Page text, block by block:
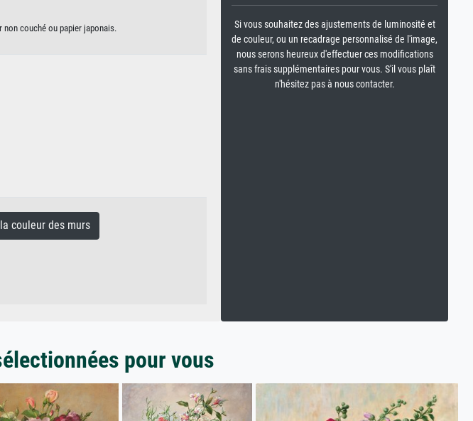
couché ou papier japonais.
couleur des murs
Si vous souhaitez des ajustements de luminosité et
de couleur, ou un recadrage personnalisé de l'image,
nous serons heureux d'effectuer ces modifications
sans frais supplémentaires pour vous. S'il vous plaît
n'hésitez pas à nous contacter.
pour vous